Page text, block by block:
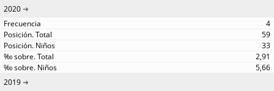
2020
4
59
33
2,91
5,66
2019